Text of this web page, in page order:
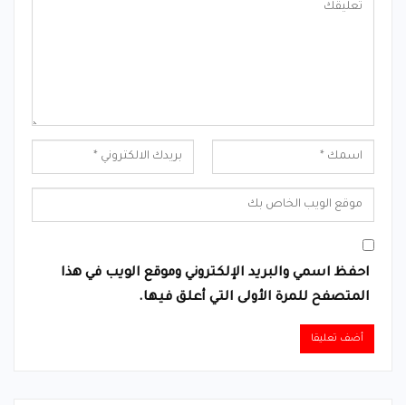
احفظ اسمي والبريد الإلكتروني وموقع الويب في هذا
المتصفح للمرة الأولى التي أعلق فيها.